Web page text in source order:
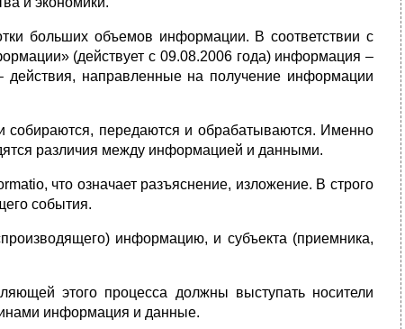
больших объемов информации. В соответствии с
(действует с 09.08.2006 года) информация –
направленные на получение информации
собираются, передаются и обрабатываются. Именно
различия между информацией и данными.
что означает разъяснение, изложение. В строго
события.
информацию, и субъекта (приемника,
этого процесса должны выступать носители
информация и данные.